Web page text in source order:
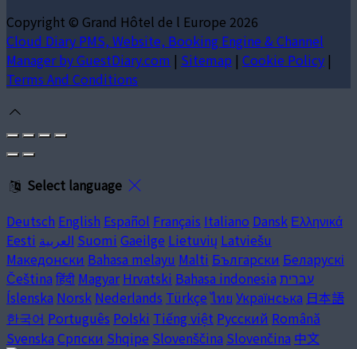
Copyright © Grand Hôtel de l Europe 2026
Cloud Diary PMS, Website, Booking Engine & Channel
Manager by GuestDiary.com | Sitemap | Cookie Policy |
Terms And Conditions
Select language
Deutsch English Español Français Italiano Dansk Ελληνικά
Eesti العربية Suomi Gaeilge Lietuvių Latviešu
Македонски Bahasa melayu Malti Български Беларускі
Čeština हिंदी Magyar Hrvatski Bahasa indonesia עברית
Íslenska Norsk Nederlands Türkçe ไทย Українська 日本語
한국어 Português Polski Tiếng việt Русский Română
Svenska Српски Shqipe Slovenščina Slovenčina 中文